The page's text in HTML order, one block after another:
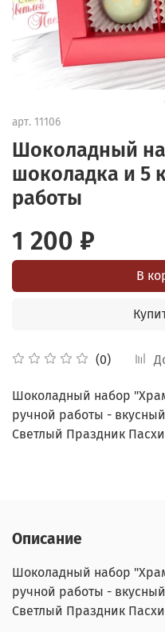
арт. 11106
Шоколадный
шоколадка и 5
работы
(0)
1 200 ₽
В
Шоколадный набор
ручной работы -
Светлый Праздник
Описание
Шоколадный набор
ручной работы -
Светлый Праздник